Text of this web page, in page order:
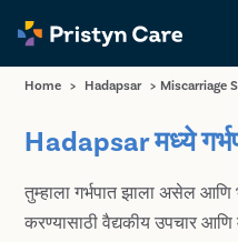
Home > Hadapsar > Miscarriage
Hadapsar मध्ये
तुम्हाला गर्भपात झाला असेल आणि
करण्यासाठी वैद्यकीय उपचार आणि